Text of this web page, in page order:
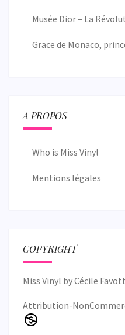
Musée Dior – La
Grace de Monaco,
A PROPOS
Who is Miss Vinyl
Mentions légales
COPYRIGHT
Miss Vinyl byCécile
Attribution-